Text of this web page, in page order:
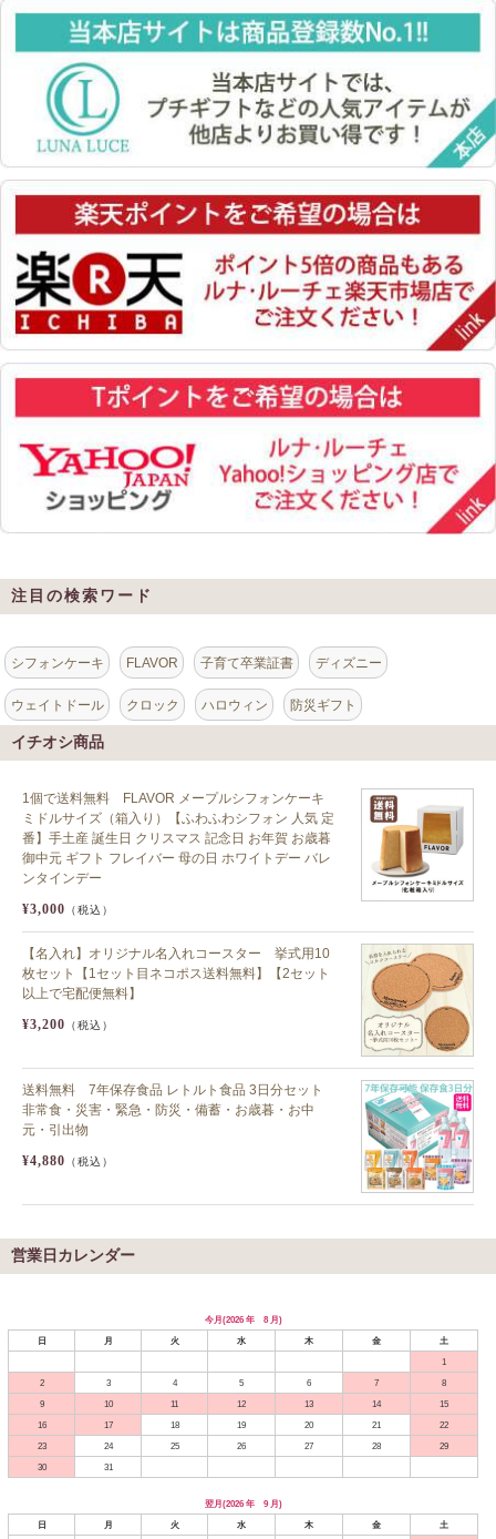
注目の検索ワード
シフォンケーキ FLAVOR 子育て卒業証書 ディズニー
ウェイトドール クロック ハロウィン 防災ギフト
イチオシ商品
1個で送料無料 FLAVOR メープルシフォンケーキ
ミドルサイズ（箱入り）【ふわふわシフォン 人気 定
番】手土産 誕生日 クリスマス 記念日 お年賀 お歳暮
御中元 ギフト フレイバー 母の日 ホワイトデー バレ
ンタインデー
¥3,000 （税込）
【名入れ】オリジナル名入れコースター 挙式用10
枚セット【1セット目ネコポス送料無料】【2セット
以上で宅配便無料】
¥3,200 （税込）
送料無料 7年保存食品 レトルト食品 3日分セット
非常食・災害・緊急・防災・備蓄・お歳暮・お中
元・引出物
¥4,880 （税込）
営業日カレンダー
今月(2026 年 8 月)
日
月 火 水 木 金
土
1
2
3 4 5 6 7
8
9
10 11 12 13 14
15
16
17 18 19 20 21
22
23
24 25 26 27 28
29
30
31
翌月(2026 年 9 月)
日
月 火 水 木 金
土